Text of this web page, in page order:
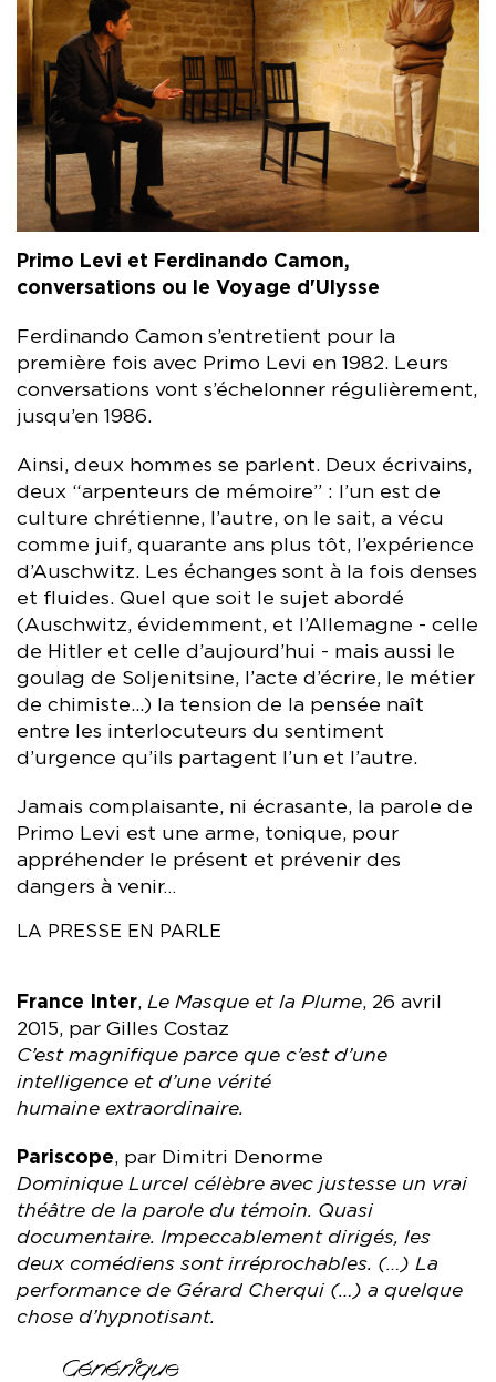
Primo Levi et Ferdinando Camon,
conversations ou le Voyage d'Ulysse
Ferdinando Camon s’entretient pour la
première fois avec Primo Levi en 1982. Leurs
conversations vont s’échelonner régulièrement,
jusqu’en 1986.
Ainsi, deux hommes se parlent. Deux écrivains,
deux “arpenteurs de mémoire” : l’un est de
culture chrétienne, l’autre, on le sait, a vécu
comme juif, quarante ans plus tôt, l’expérience
d’Auschwitz. Les échanges sont à la fois denses
et fluides. Quel que soit le sujet abordé
(Auschwitz, évidemment, et l’Allemagne - celle
de Hitler et celle d’aujourd’hui - mais aussi le
goulag de Soljenitsine, l’acte d’écrire, le métier
de chimiste...) la tension de la pensée naît
entre les interlocuteurs du sentiment
d’urgence qu’ils partagent l’un et l’autre.
Jamais complaisante, ni écrasante, la parole de
Primo Levi est une arme, tonique, pour
appréhender le présent et prévenir des
dangers à venir…
LA PRESSE EN PARLE
France Inter, Le Masque et la Plume, 26 avril
2015, par Gilles Costaz
C’est magnifique parce que c’est d’une
intelligence et d’une vérité
humaine extraordinaire.
Pariscope, par Dimitri Denorme
Dominique Lurcel célèbre avec justesse un vrai
théâtre de la parole du témoin. Quasi
documentaire. Impeccablement dirigés, les
deux comédiens sont irréprochables. (…) La
performance de Gérard Cherqui (…) a quelque
chose d’hypnotisant.
Générique